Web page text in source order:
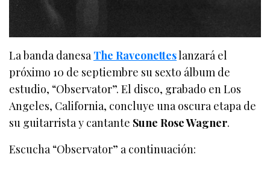
La banda danesaThe Raveonetteslanzará el
próximo 10 de septiembre su sexto álbum de
estudio, “Observator”. El disco, grabado en Los
Angeles, California, concluye una oscura etapa de
su guitarrista y cantante Sune Rose Wagner.
Escucha “Observator” a continuación: